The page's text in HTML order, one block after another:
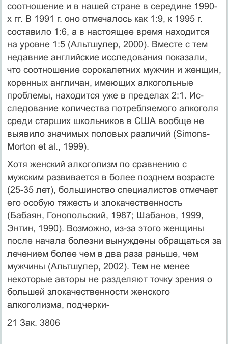
соотношение и в нашей стране в середине 1990-
х гг. В 1991 г. оно отмечалось как 1:9, к 1995 г.
составило 1:6, а в настоящее время находится
на уровне 1:5 (Альтшулер, 2000). Вместе с тем
недавние английские исследования показали,
что соотношение сорокалетних мужчин и женщин,
коренных англичан, имеющих алкогольные
проблемы, находится уже в пределах 2:1. Ис­
следование количества потребляемого алкоголя
среди старших школьников в США вооб­ще не
выявило значимых половых различий (Simons-
Morton et al., 1999).
Хотя женский алкоголизм по сравнению с
мужским развивается в более позднем возрасте
(25-35 лет), большинство специалистов отмечает
его особую тяжесть и злокаче­ственность
(Бабаян, Гонопольский, 1987; Шабанов, 1999,
Энтин, 1990). Возможно, из-за этого женщины
после начала болезни вынуждены обращаться за
лечением более чем в два раза раньше, чем
мужчины (Альтшулер, 2002). Тем не менее
некоторые авторы не разделяют точку зрения о
большей злокачественности женского
алкоголизма, подчерки-
21 Зак. 3806